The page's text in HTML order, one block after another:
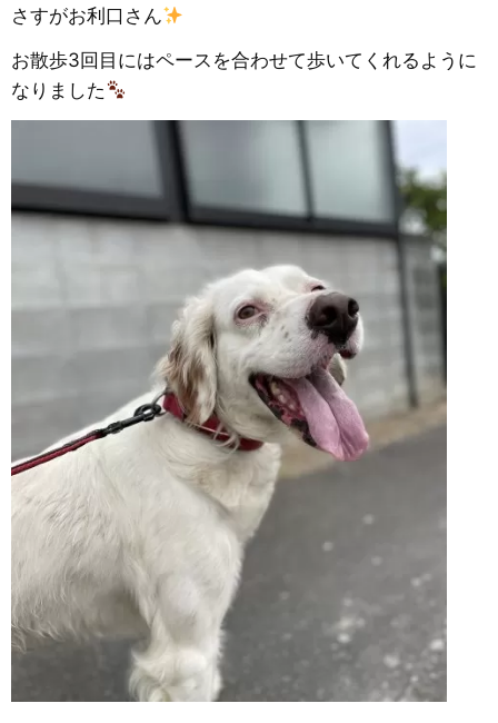
さすがお利口さん
お散歩3回目にはペースを合わせて歩いてくれるように
なりました